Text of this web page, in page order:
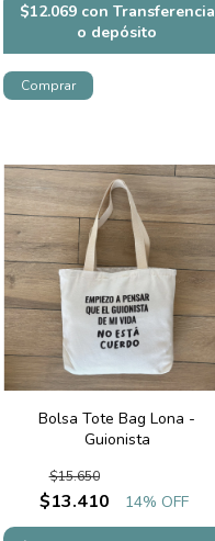
$12.069 con Transferencia
o depósito
Bolsa Tote Bag Lona -
Guionista
$13.410
$15.650
14% OFF